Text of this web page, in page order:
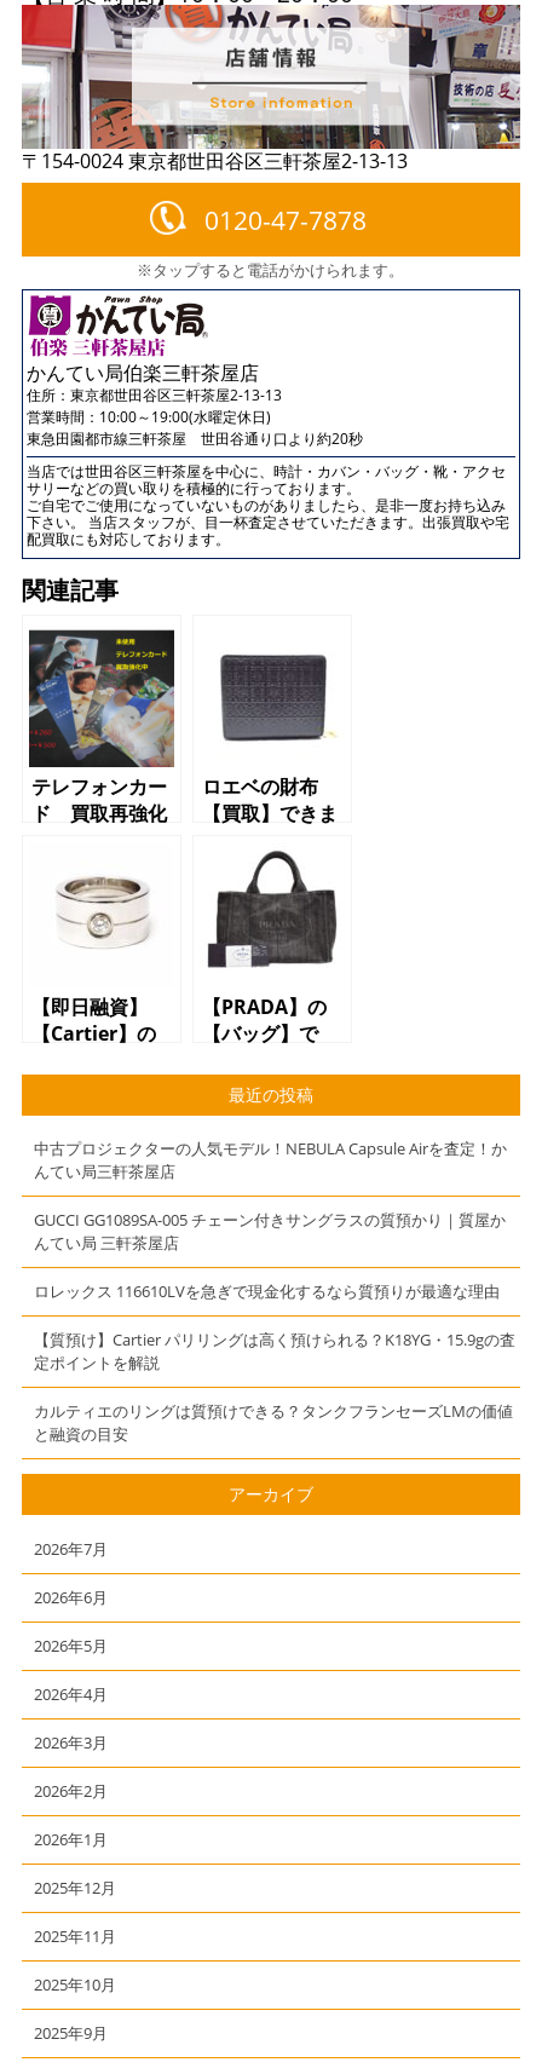
〒154-0024 東京都世田谷区三軒茶屋2-13-13
0120-47-7878
※タップすると電話がかけられます。
かんてい局伯楽三軒茶屋店
住所： 東京都世田谷区三軒茶屋2-13-13
営業時間：10:00～19:00(水曜定休日)
東急田園都市線三軒茶屋 世田谷通り口より約20秒
当店では世田谷区三軒茶屋を中心に、時計・カバン・バッグ・靴・アクセ
サリーなどの買い取りを積極的に行っております。
ご自宅でご使用になっていないものがありましたら、是非一度お持ち込み
下さい。 当店スタッフが、目一杯査定させていただきます。出張買取や宅
配買取にも対応しております。
関連記事
テレフォンカー
ド 買取再強化
ロエベの財布
【買取】できま
【三軒茶屋】
【駒沢】【上
馬】
【即日融資】
【Cartier】の
きます【質】
【かんてい局】
【三軒茶屋店】
【PRADA】の
【バッグ】で
す【かんてい
局】【三軒茶
屋】
最近の投稿
中古プロジェクターの人気モデル！NEBULA Capsule Airを査定！か
んてい局三軒茶屋店
GUCCI GG1089SA-005 チェーン付きサングラスの質預かり｜質屋か
んてい局 三軒茶屋店
ロレックス 116610LVを急ぎで現金化するなら質預りが最適な理由
【質預け】Cartier パリリングは高く預けられる？K18YG・15.9gの査
定ポイントを解説
カルティエのリングは質預けできる？タンクフランセーズLMの価値
と融資の目安
アーカイブ
2026年7月
2026年6月
2026年5月
2026年4月
2026年3月
2026年2月
2026年1月
2025年12月
2025年11月
2025年10月
2025年9月